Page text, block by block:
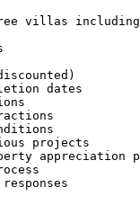
villas
dates
projects
appreciation